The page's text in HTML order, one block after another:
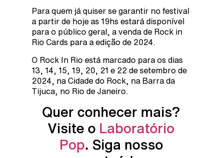
Para quem já quiser se garantir no festival
a partir de hoje as 19hs estará disponível
para o público geral, a venda de Rock in
Rio Cards para a edição de 2024.
O Rock In Rio está marcado para os dias
13, 14, 15, 19, 20, 21 e 22 de setembro de
2024, na Cidade do Rock, na Barra da
Tijuca, no Rio de Janeiro.
Quer conhecer mais?
Visite o Laboratório
Pop. Siga nosso